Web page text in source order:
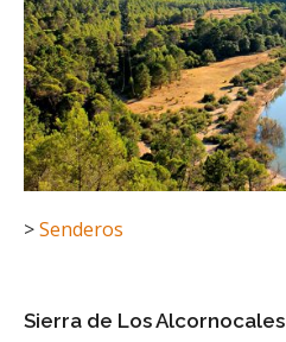
>Senderos
Sierra de Los Alcornocales